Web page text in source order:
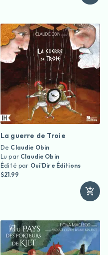
La guerre de Troie
De Claudie Obin
Lu par Claudie Obin
Édité par Oui'Dire Éditions
$21.99